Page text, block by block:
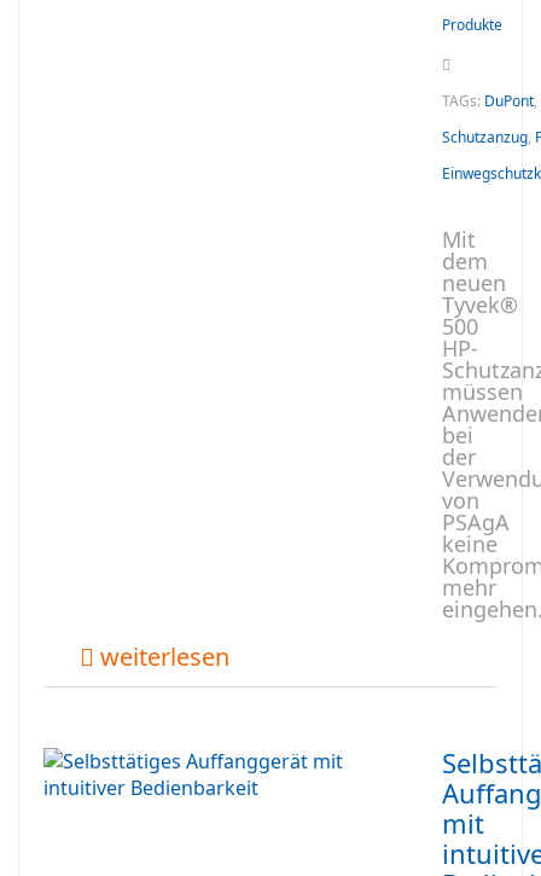
Produkte
TAGs: DuPont,
Schutzanzug,
Mit
dem
neuen
Tyvek®
500
HP-
müssen
bei
der
von
PSAgA
keine
mehr
weiterlesen
mit